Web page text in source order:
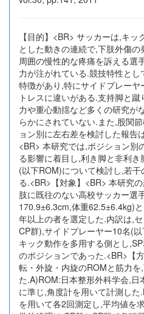
【目的】<BR> サッカーは,キ
とした動きの連続で,下肢外傷
周囲の慢性的な疼痛を訴える選
力が注がれている.競技特性と
特徴があり,特にサイドプレー
トレスに違いがある.支持脚と
力や重心動揺など多くの研究が
らかにされていない.また,股関
ョン別に左右差を検討した報告
<BR> 本研究では,ポジション別
る影響に着目し,利き脚と非利
(以下ROM)について検討し,若
る.<BR>【対象】<BR> 本研究
肢に既往のない高校サッカー選
170.9±6.3cm,体重62.5±6.4kg)
年以上の者を選定した.内訳は,
CP群),サイドプレーヤー10名(
キック動作を多用する側とし
のポジションであった.<BR>【
転・外旋・内旋のROMと筋力を
た.A)ROM:日本整形外科学会,
に準じ,角度計を用いて計測し
を用いて各2回測定し,平均値を